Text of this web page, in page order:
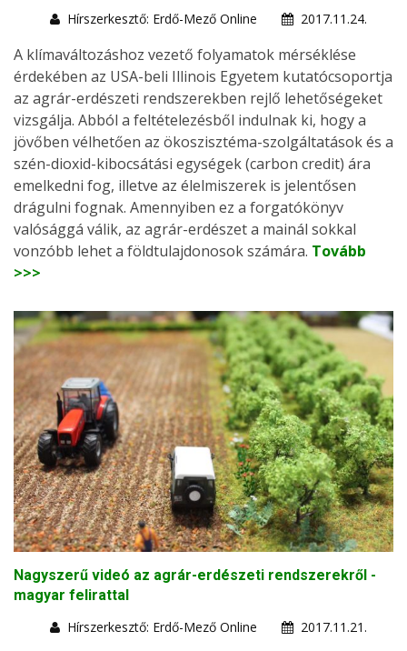
Hírszerkesztő: Erdő-Mező Online 2017.11.24.
A klímaváltozáshoz vezető folyamatok mérséklése
érdekében az USA-beli Illinois Egyetem kutatócsoportja
az agrár-erdészeti rendszerekben rejlő lehetőségeket
vizsgálja. Abból a feltételezésből indulnak ki, hogy a
jövőben vélhetően az ökoszisztéma-szolgáltatások és a
szén-dioxid-kibocsátási egységek (carbon credit) ára
emelkedni fog, illetve az élelmiszerek is jelentősen
drágulni fognak. Amennyiben ez a forgatókönyv
valósággá válik, az agrár-erdészet a mainál sokkal
vonzóbb lehet a földtulajdonosok számára. Tovább
>>>
Nagyszerű videó az agrár-erdészeti rendszerekről -
magyar felirattal
Hírszerkesztő: Erdő-Mező Online
2017.11.21.